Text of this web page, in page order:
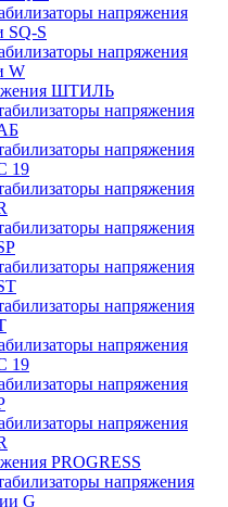
напряжения
SQ-S
напряжения
W
ШТИЛЬ
напряжения
напряжения
19
напряжения
напряжения
напряжения
напряжения
напряжения
19
напряжения
напряжения
PROGRESS
напряжения
G